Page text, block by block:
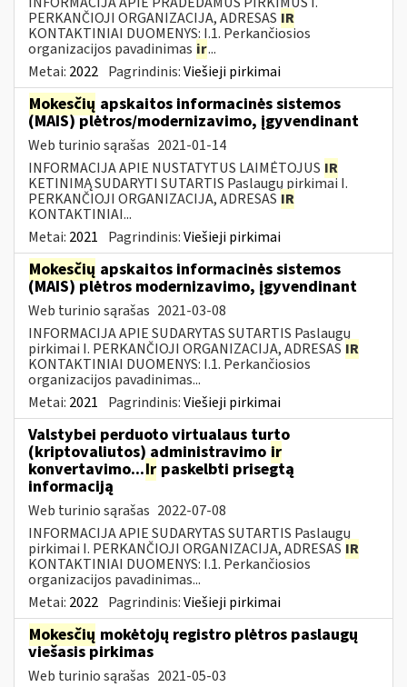
PERKANČIOJI ORGANIZACIJA, ADRESAS IR
KONTAKTINIAI DUOMENYS: I.1. Perkančiosios
organizacijos pavadinimas ir...
Metai: 2022 Pagrindinis:Viešieji pirkimai
Mokesčių apskaitos informacinės sistemos
(MAIS) plėtros/modernizavimo, įgyvendinant
Web turinio sąrašas 2021-01-14
INFORMACIJA APIE NUSTATYTUS LAIMĖTOJUS IR
KETINIMĄ SUDARYTI SUTARTIS Paslaugų pirkimai I.
PERKANČIOJI ORGANIZACIJA, ADRESAS IR
KONTAKTINIAI...
Metai: 2021 Pagrindinis:Viešieji pirkimai
Mokesčių apskaitos informacinės sistemos
(MAIS) plėtros modernizavimo, įgyvendinant
Web turinio sąrašas 2021-03-08
INFORMACIJA APIE SUDARYTAS SUTARTIS Paslaugų
pirkimai I. PERKANČIOJI ORGANIZACIJA, ADRESAS IR
KONTAKTINIAI DUOMENYS: I.1. Perkančiosios
organizacijos pavadinimas...
Metai: 2021 Pagrindinis:Viešieji pirkimai
Valstybei perduoto virtualaus turto
(kriptovaliutos) administravimo ir
konvertavimo...Ir paskelbti prisegtą
informaciją
Web turinio sąrašas 2022-07-08
INFORMACIJA APIE SUDARYTAS SUTARTIS Paslaugų
pirkimai I. PERKANČIOJI ORGANIZACIJA, ADRESAS IR
KONTAKTINIAI DUOMENYS: I.1. Perkančiosios
organizacijos pavadinimas...
Metai: 2022 Pagrindinis:Viešieji pirkimai
Mokesčių mokėtojų registro plėtros paslaugų
viešasis pirkimas
Web turinio sąrašas 2021-05-03